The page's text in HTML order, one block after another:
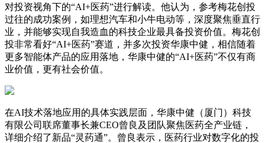
对投资视角下的“AI+医药”进行解读。他认为，参考梅花创投
过往的成功案例，如理想汽车和小牛电动等，深度聚焦垂直行
业，并能够实现自我造血的科技企业最具备投资价值。梅花创
投非常看好“AI+医药”赛道，并多次投资华康中健，相信随着
更多智能体产品的应用落地，华康中健的“AI+医药”不仅有商
业价值，更有社会价值。
在AI技术落地应用的具体实践层面，华康中健（厦门）科技
有限公司联席董事长兼CEO曾良及团队聚焦医药全产业链，
详细介绍了新品“灵药通”。曾良表示，医药行业对数字化的投